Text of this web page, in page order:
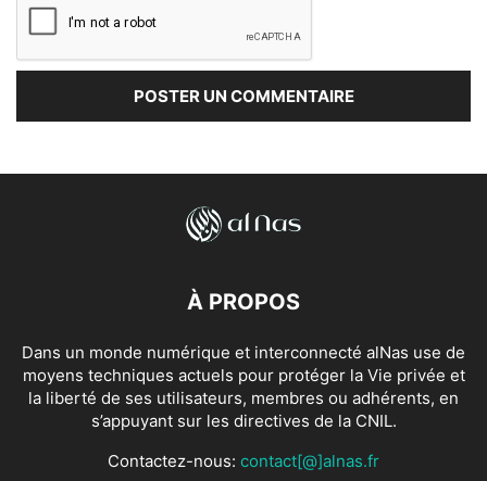
À PROPOS
Dans un monde numérique et interconnecté alNas use de
moyens techniques actuels pour protéger la Vie privée et
la liberté de ses utilisateurs, membres ou adhérents, en
s’appuyant sur les directives de la CNIL.
Contactez-nous: contact[@]alnas.fr